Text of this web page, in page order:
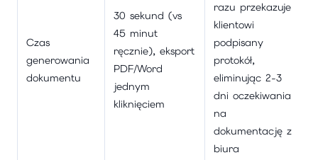
Czas
generowania
dokumentu
30 sekund (vs
45 minut
ręcznie), eksport
PDF/Word
jednym
kliknięciem
razu przekazuje
klientowi
podpisany
protokół,
eliminując 2-3
dni oczekiwania
na
dokumentację z
biura